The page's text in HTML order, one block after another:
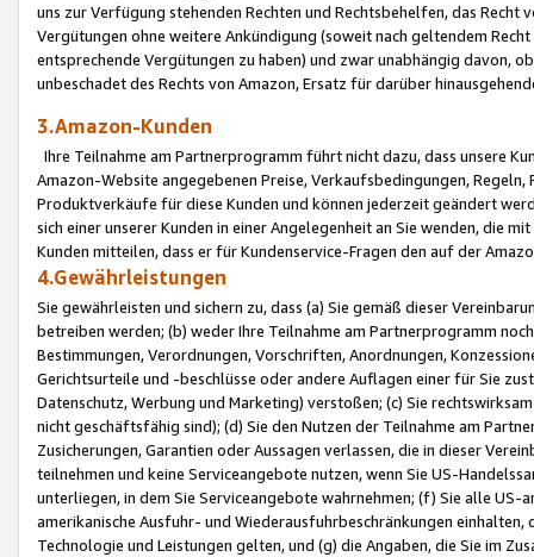
uns zur Verfügung stehenden Rechten und Rechtsbehelfen, das
Vergütungen ohne weitere Ankündigung (soweit nach geltendem
entsprechende Vergütungen zu haben) und zwar unabhängig davon,
unbeschadet des Rechts von Amazon, Ersatz für darüber
3.Amazon-Kunden
Ihre Teilnahme am Partnerprogramm führt nicht dazu, dass unsere
Amazon-Website angegebenen Preise, Verkaufsbedingungen,
Produktverkäufe für diese Kunden und können jederzeit geändert
sich einer unserer Kunden in einer Angelegenheit an Sie wenden, die
Kunden mitteilen, dass er für Kundenservice-Fragen den auf der
4.Gewährleistungen
Sie gewährleisten und sichern zu, dass (a) Sie gemäß dieser
betreiben werden; (b) weder Ihre Teilnahme am Partnerprogramm
Bestimmungen, Verordnungen, Vorschriften, Anordnungen,
Gerichtsurteile und -beschlüsse oder andere Auflagen einer für Sie
Datenschutz, Werbung und Marketing) verstoßen; (c) Sie
nicht geschäftsfähig sind); (d) Sie den Nutzen der Teilnahme am
Zusicherungen, Garantien oder Aussagen verlassen, die in dieser
teilnehmen und keine Serviceangebote nutzen, wenn Sie US-
unterliegen, in dem Sie Serviceangebote wahrnehmen; (f) Sie alle
amerikanische Ausfuhr- und Wiederausfuhrbeschränkungen
Technologie und Leistungen gelten, und (g) die Angaben, die Sie im